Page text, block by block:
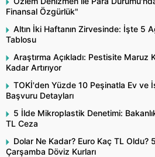
Finansal Özgürlük"
Altın İki Haftanın Zirvesinde: İşte 5
Tablosu
Araştırma Açıkladı: Pestisite Maruz
Kadar Artırıyor
TOKİ'den Yüzde 10 Peşinatla Ev ve
Başvuru Detayları
5 İlde Mikroplastik Denetimi:
TL Ceza
Dolar Ne Kadar? Euro Kaç TL
Çarşamba Döviz Kurları